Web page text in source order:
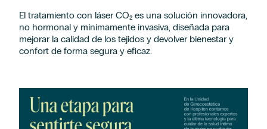
El tratamiento con láser CO₂ es una solución innovadora,
no hormonal y mínimamente invasiva, diseñada para
mejorar la calidad de los tejidos y devolver bienestar y
confort de forma segura y eficaz.